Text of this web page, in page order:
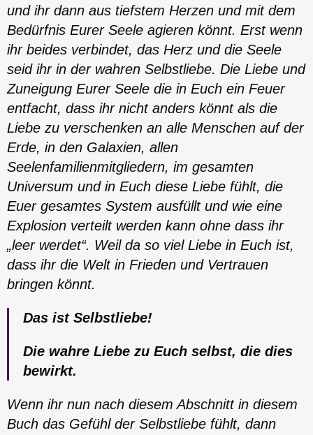
und ihr dann aus tiefstem Herzen und mit dem
Bedürfnis Eurer Seele agieren könnt. Erst wenn
ihr beides verbindet, das Herz und die Seele
seid ihr in der wahren Selbstliebe. Die Liebe und
Zuneigung Eurer Seele die in Euch ein Feuer
entfacht, dass ihr nicht anders könnt als die
Liebe zu verschenken an alle Menschen auf der
Erde, in den Galaxien, allen
Seelenfamilienmitgliedern, im gesamten
Universum und in Euch diese Liebe fühlt, die
Euer gesamtes System ausfüllt und wie eine
Explosion verteilt werden kann ohne dass ihr
„leer werdet“. Weil da so viel Liebe in Euch ist,
dass ihr die Welt in Frieden und Vertrauen
bringen könnt.
Das ist Selbstliebe!
Die wahre Liebe zu Euch selbst, die dies
bewirkt.
Wenn ihr nun nach diesem Abschnitt in diesem
Buch das Gefühl der Selbstliebe fühlt, dann